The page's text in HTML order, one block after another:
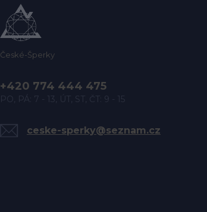
České-Šperky
+420 774 444 475
PO, PÁ: 7 - 13, ÚT, ST, ČT: 9 - 15
ceske-sperky@seznam.cz